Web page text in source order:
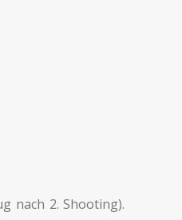
nach 2. Shooting).